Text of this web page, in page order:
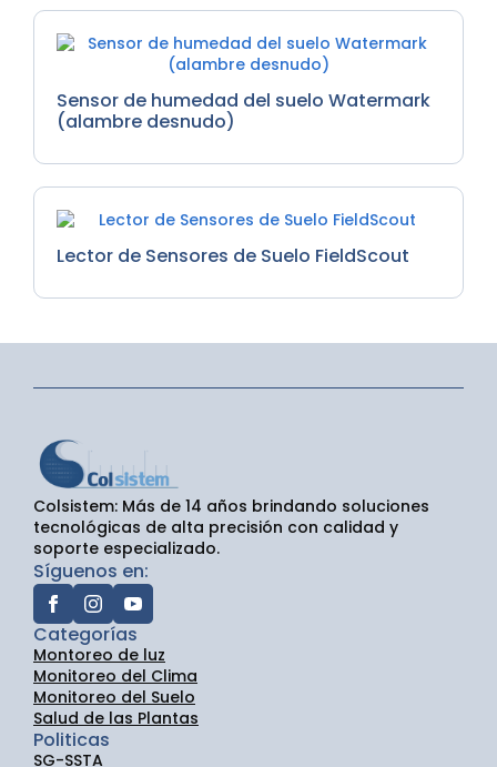
Sensor de humedad del suelo Watermark
(alambre desnudo)
Lector de Sensores de Suelo FieldScout
Colsistem: Más de 14 años brindando soluciones
tecnológicas de alta precisión con calidad y
soporte especializado.
Síguenos en:
Categorías
Montoreo de luz
Monitoreo del Clima
Monitoreo del Suelo
Salud de las Plantas
Politicas
SG-SSTA